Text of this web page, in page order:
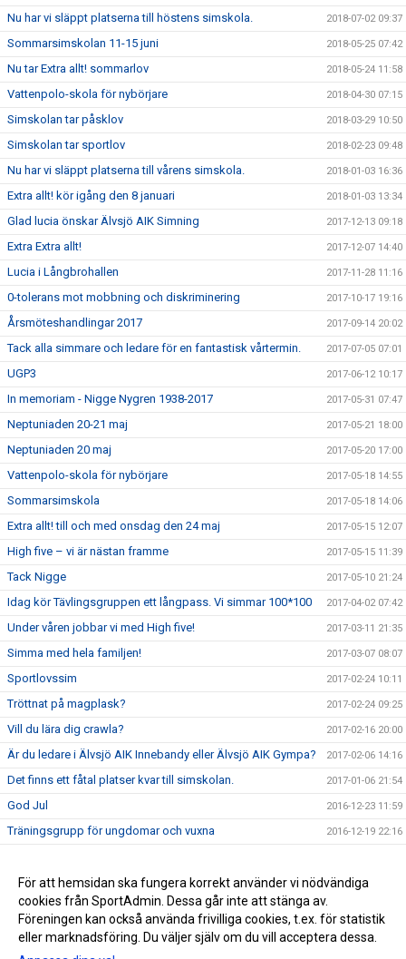
Nu har vi släppt platserna till höstens simskola. 2018-07-02 09:37
Sommarsimskolan 11-15 juni 2018-05-25 07:42
Nu tar Extra allt! sommarlov 2018-05-24 11:58
Vattenpolo-skola för nybörjare 2018-04-30 07:15
Simskolan tar påsklov 2018-03-29 10:50
Simskolan tar sportlov 2018-02-23 09:48
Nu har vi släppt platserna till vårens simskola. 2018-01-03 16:36
Extra allt! kör igång den 8 januari 2018-01-03 13:34
Glad lucia önskar Älvsjö AIK Simning 2017-12-13 09:18
Extra Extra allt! 2017-12-07 14:40
Lucia i Långbrohallen 2017-11-28 11:16
0-tolerans mot mobbning och diskriminering 2017-10-17 19:16
Årsmöteshandlingar 2017 2017-09-14 20:02
Tack alla simmare och ledare för en fantastisk vårtermin. 2017-07-05 07:01
UGP3 2017-06-12 10:17
In memoriam - Nigge Nygren 1938-2017 2017-05-31 07:47
Neptuniaden 20-21 maj 2017-05-21 18:00
Neptuniaden 20 maj 2017-05-20 17:00
Vattenpolo-skola för nybörjare 2017-05-18 14:55
Sommarsimskola 2017-05-18 14:06
Extra allt! till och med onsdag den 24 maj 2017-05-15 12:07
High five – vi är nästan framme 2017-05-15 11:39
Tack Nigge 2017-05-10 21:24
Idag kör Tävlingsgruppen ett långpass. Vi simmar 100*100 2017-04-02 07:42
Under våren jobbar vi med High five! 2017-03-11 21:35
Simma med hela familjen! 2017-03-07 08:07
Sportlovssim 2017-02-24 10:11
Tröttnat på magplask? 2017-02-24 09:25
Vill du lära dig crawla? 2017-02-16 20:00
Är du ledare i Älvsjö AIK Innebandy eller Älvsjö AIK Gympa? 2017-02-06 14:16
Det finns ett fåtal platser kvar till simskolan. 2017-01-06 21:54
God Jul 2016-12-23 11:59
Träningsgrupp för ungdomar och vuxna 2016-12-19 22:16
Extra allt tar jullov 2016-12-14 09:39
Ny hemsida 2016-11-25 18:20
För att hemsidan ska fungera korrekt använder vi nödvändiga
cookies från SportAdmin. Dessa går inte att stänga av.
Föreningen kan också använda frivilliga cookies, t.ex. för statistik
eller marknadsföring. Du väljer själv om du vill acceptera dessa.